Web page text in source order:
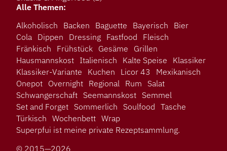
Superpfui ist meine private Rezeptsammlung.
© 2015—2026
Alle Themen:
Alkoholisch
Backen Baguette Bayerisch
Bier
Cola Dippen Dressing Fastfood
Fleisch
Fränkisch
Frühstück Gesäme
Grillen
Hausmannskost Italienisch Kalte Speise
Klassiker
Klassiker-Variante
Kuchen Licor 43
Mexikanisch
Onepot Overnight Regional Rum
Salat
Schwangerschaft Seemannskost Semmel
Set and Forget Sommerlich Soulfood Tasche
Türkisch Wochenbett Wrap